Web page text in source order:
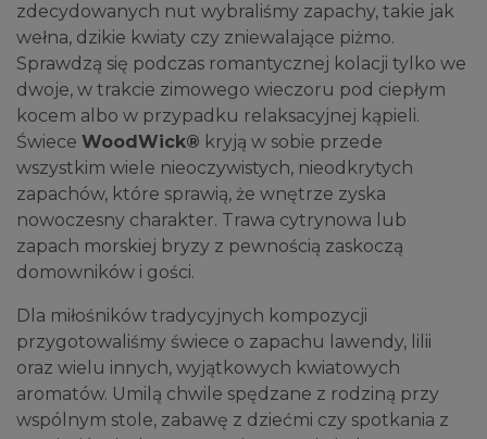
zdecydowanych nut wybraliśmy zapachy, takie jak
wełna, dzikie kwiaty czy zniewalające piżmo.
Sprawdzą się podczas romantycznej kolacji tylko we
dwoje, w trakcie zimowego wieczoru pod ciepłym
kocem albo w przypadku relaksacyjnej kąpieli.
Świece WoodWick® kryją w sobie przede
wszystkim wiele nieoczywistych, nieodkrytych
zapachów, które sprawią, że wnętrze zyska
nowoczesny charakter. Trawa cytrynowa lub
zapach morskiej bryzy z pewnością zaskoczą
domowników i gości.
Dla miłośników tradycyjnych kompozycji
przygotowaliśmy świece o zapachu lawendy, lilii
oraz wielu innych, wyjątkowych kwiatowych
aromatów. Umilą chwile spędzane z rodziną przy
wspólnym stole, zabawę z dziećmi czy spotkania z